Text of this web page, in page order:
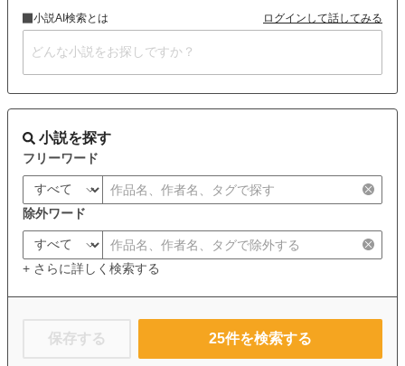
小説AI検索とは ログインして話してみる
小説を探す
フリーワード
除外ワード
+ さらに詳しく検索する
保存する 25件を検索する